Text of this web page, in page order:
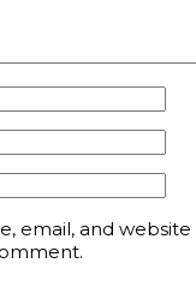
email, and